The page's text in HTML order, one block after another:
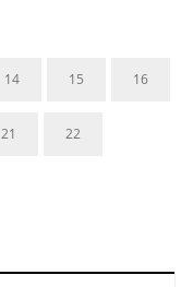
14 15 16
21 22